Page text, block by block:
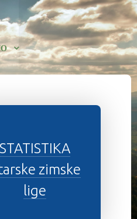
STATISTIKA
zimske
lige